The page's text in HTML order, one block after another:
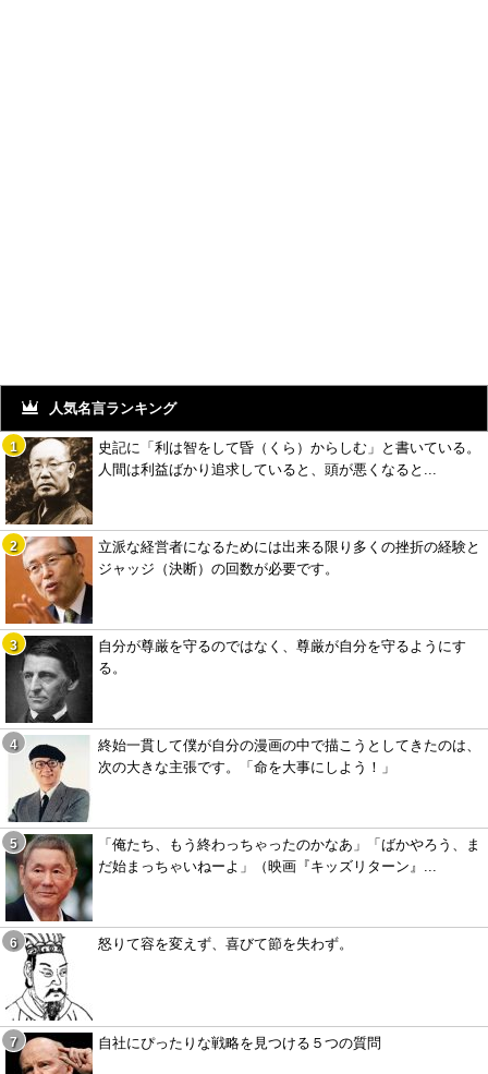
人気名言ランキング
史記に「利は智をして昏（くら）からしむ」と書いている。
人間は利益ばかり追求していると、頭が悪くなると...
立派な経営者になるためには出来る限り多くの挫折の経験と
ジャッジ（決断）の回数が必要です。
自分が尊厳を守るのではなく、尊厳が自分を守るようにす
る。
終始一貫して僕が自分の漫画の中で描こうとしてきたのは、
次の大きな主張です。「命を大事にしよう！」
「俺たち、もう終わっちゃったのかなあ」「ばかやろう、ま
だ始まっちゃいねーよ」（映画『キッズリターン』...
怒りて容を変えず、喜びて節を失わず。
自社にぴったりな戦略を見つける５つの質問